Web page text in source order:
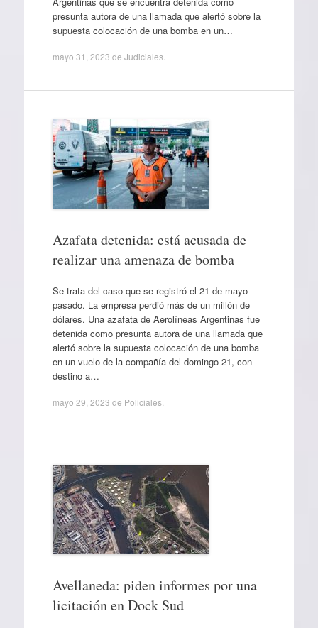
presunta autora de una llamada que alertó sobre la
supuesta colocación de una bomba en un…
mayo 31, 2023 de Judiciales.
Azafata detenida: está acusada de
realizar una amenaza de bomba
Se trata del caso que se registró el 21 de mayo
pasado. La empresa perdió más de un millón de
dólares. Una azafata de Aerolíneas Argentinas fue
detenida como presunta autora de una llamada que
alertó sobre la supuesta colocación de una bomba
en un vuelo de la compañía del domingo 21, con
destino a…
mayo 29, 2023 de Policiales.
Avellaneda: piden informes por una
licitación en Dock Sud